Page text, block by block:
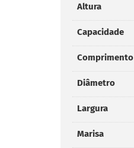
Altura
Capacidade
Comprimento
Diâmetro
Largura
Marisa